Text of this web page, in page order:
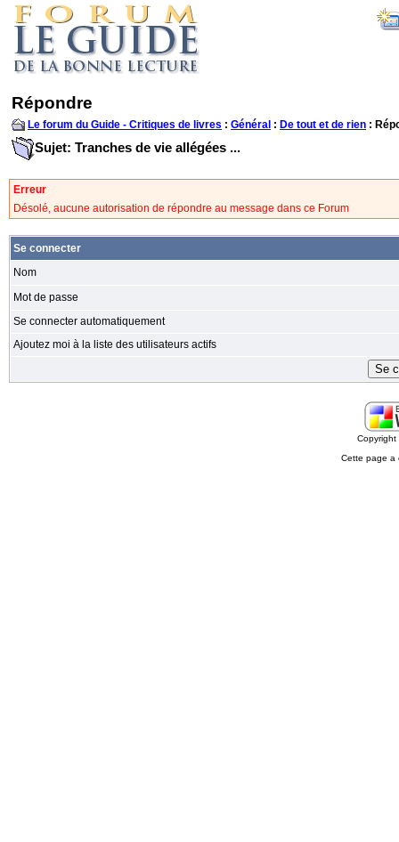
Répondre
Le forum du Guide - Critiques de livres : Général : De tout et de rien :
Sujet: Tranches de vie allégées ...
Erreur
Désolé, aucune autorisation de répondre au message dans ce Forum
Se connecter
Nom
Mot de passe
Se connecter automatiquement
Ajoutez moi à la liste des utilisateurs actifs
Cette page a